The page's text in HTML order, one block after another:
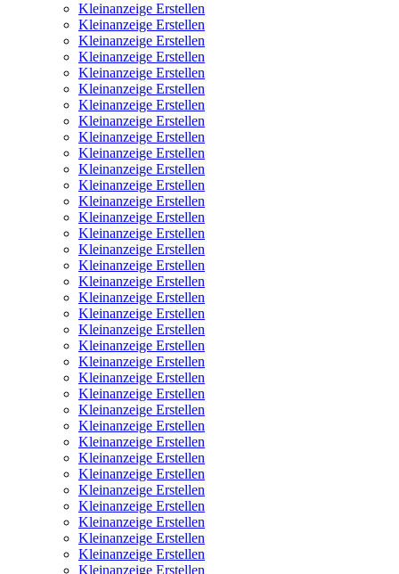
Kleinanzeige Erstellen
Kleinanzeige Erstellen
Kleinanzeige Erstellen
Kleinanzeige Erstellen
Kleinanzeige Erstellen
Kleinanzeige Erstellen
Kleinanzeige Erstellen
Kleinanzeige Erstellen
Kleinanzeige Erstellen
Kleinanzeige Erstellen
Kleinanzeige Erstellen
Kleinanzeige Erstellen
Kleinanzeige Erstellen
Kleinanzeige Erstellen
Kleinanzeige Erstellen
Kleinanzeige Erstellen
Kleinanzeige Erstellen
Kleinanzeige Erstellen
Kleinanzeige Erstellen
Kleinanzeige Erstellen
Kleinanzeige Erstellen
Kleinanzeige Erstellen
Kleinanzeige Erstellen
Kleinanzeige Erstellen
Kleinanzeige Erstellen
Kleinanzeige Erstellen
Kleinanzeige Erstellen
Kleinanzeige Erstellen
Kleinanzeige Erstellen
Kleinanzeige Erstellen
Kleinanzeige Erstellen
Kleinanzeige Erstellen
Kleinanzeige Erstellen
Kleinanzeige Erstellen
Kleinanzeige Erstellen
Kleinanzeige Erstellen